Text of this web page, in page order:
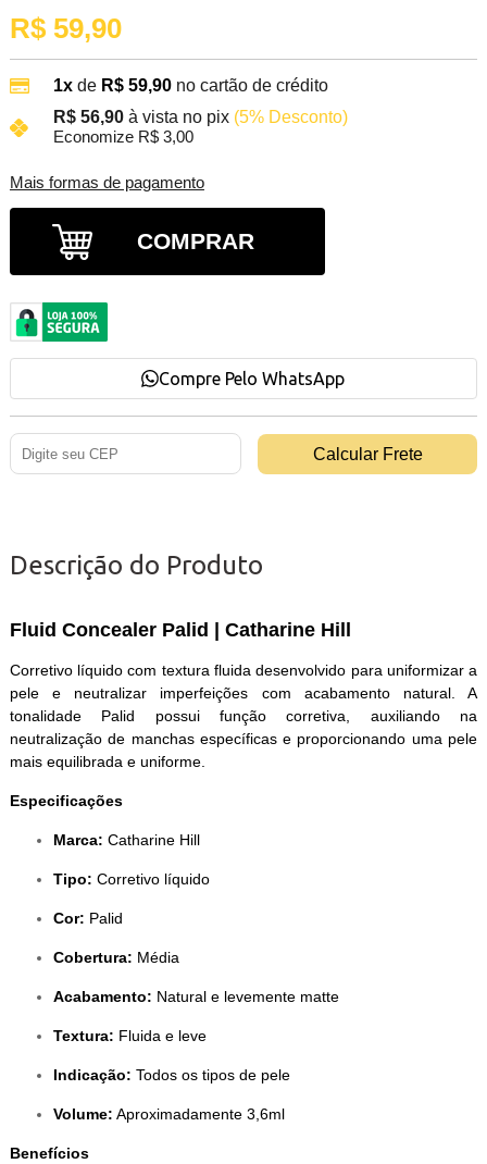
R$ 59,90
1xde R$ 59,90 no cartão de crédito
R$ 56,90 à vista no pix (5% Desconto)
Economize R$ 3,00
Mais formas de pagamento
COMPRAR
Compre Pelo WhatsApp
Descrição do Produto
Fluid Concealer Palid | Catharine Hill
Corretivo líquido com textura fluida desenvolvido para uniformizar a
pele e neutralizar imperfeições com acabamento natural. A
tonalidade Palid possui função corretiva, auxiliando na
neutralização de manchas específicas e proporcionando uma pele
mais equilibrada e uniforme.
Especificações
Marca: Catharine Hill
Tipo: Corretivo líquido
Cor: Palid
Cobertura: Média
Acabamento: Natural e levemente matte
Textura: Fluida e leve
Indicação: Todos os tipos de pele
Volume: Aproximadamente 3,6ml
Benefícios